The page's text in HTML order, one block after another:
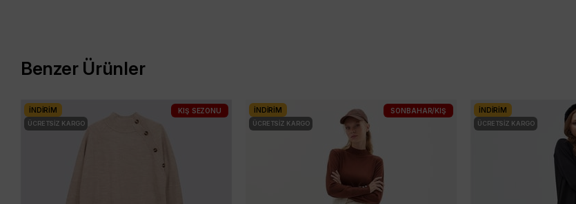
Benzer Ürünler
İNDIRIM
ÜCRETSIZ KARGO
KIŞ SEZONU İNDIRIM
ÜCRETSIZ KARGO
SONBAHAR/KIŞ İNDIRIM
ÜCRETSIZ KARGO